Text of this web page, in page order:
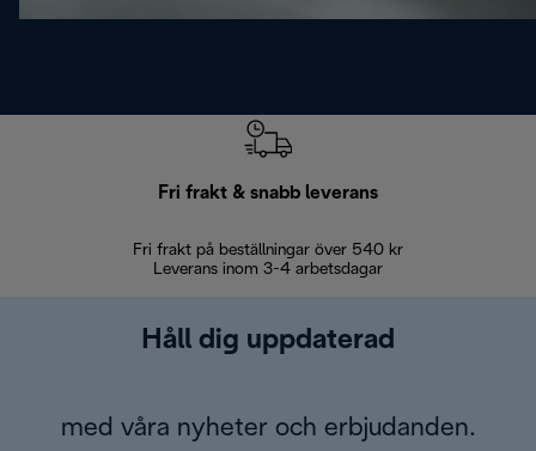
Fri frakt & snabb leverans
Fri frakt på beställningar över 540 kr
Leverans inom 3-4 arbetsdagar
Håll dig uppdaterad
med våra nyheter och erbjudanden.